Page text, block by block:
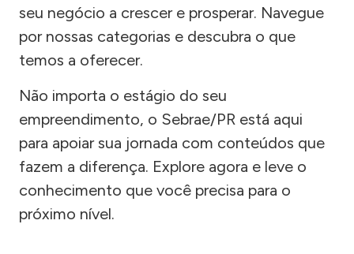
seu negócio a crescer e prosperar. Navegue
por nossas categorias e descubra o que
temos a oferecer.
Não importa o estágio do seu
empreendimento, o Sebrae/PR está aqui
para apoiar sua jornada com conteúdos que
fazem a diferença. Explore agora e leve o
conhecimento que você precisa para o
próximo nível.